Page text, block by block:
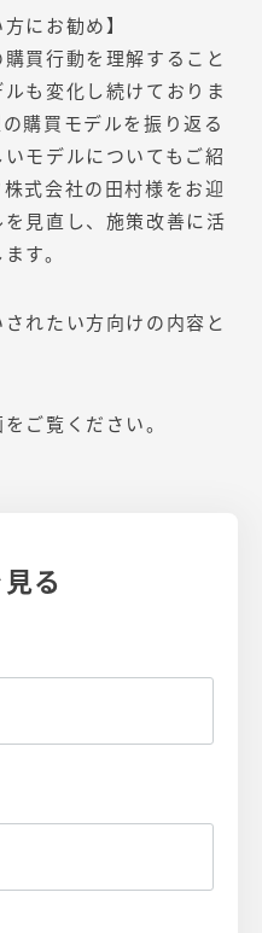
にお勧め】
買行動を理解すること
も変化し続けておりま
購買モデルを振り返る
モデルについてもご紹
式会社の田村様をお迎
見直し、施策改善に活
す。
れたい方向けの内容と
ご覧ください。
る